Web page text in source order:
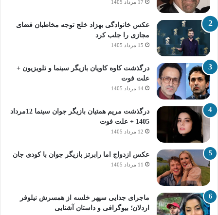
17 مرداد 1405
عکس خانوادگی بهزاد خلج توجه مخاطبان فضای
مجازی را جلب کرد
15 مرداد 1405
درگذشت کاوه کاویان بازیگر سینما و تلویزیون +
علت فوت
14 مرداد 1405
درگذشت مریم همتیان بازیگر جوان سینما 12مرداد
1405 + علت فوت
12 مرداد 1405
عکس ازدواج اما رابرتز بازیگر جوان با کودی جان
11 مرداد 1405
ماجرای جدایی سپهر خلسه از همسرش نیلوفر
اردلان؛ بیوگرافی و داستان آشنایی